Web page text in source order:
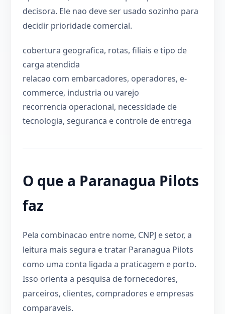
decisora. Ele nao deve ser usado sozinho para
decidir prioridade comercial.
cobertura geografica, rotas, filiais e tipo de
carga atendida
relacao com embarcadores, operadores, e-
commerce, industria ou varejo
recorrencia operacional, necessidade de
tecnologia, seguranca e controle de entrega
O que a Paranagua Pilots
faz
Pela combinacao entre nome, CNPJ e setor, a
leitura mais segura e tratar Paranagua Pilots
como uma conta ligada a praticagem e porto.
Isso orienta a pesquisa de fornecedores,
parceiros, clientes, compradores e empresas
comparaveis.